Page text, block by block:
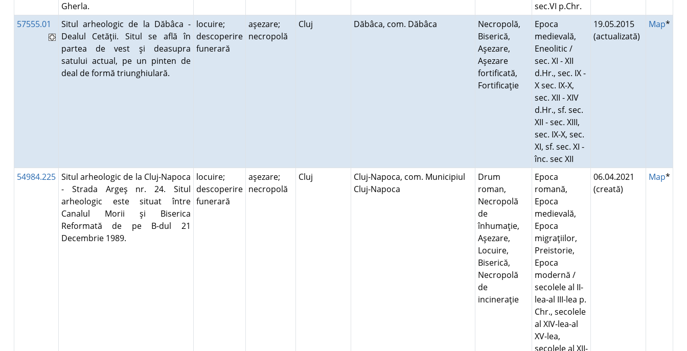
Gherla.
sec.VI p.Chr.
57555.01
Situl arheologic de la Dăbâca -
Dealul Cetăţii. Situl se află în
partea de vest şi deasupra
satului actual, pe un pinten de
deal de formă triunghiulară.
locuire;
descoperire
funerară
aşezare;
necropolă
Cluj Dăbâca, com. Dăbâca
Necropolă,
Biserică,
Aşezare,
Aşezare
fortificată,
Fortificaţie
Epoca
medievală,
Eneolitic /
sec. XI - XII
d.Hr., sec. IX -
X sec. IX-X,
sec. XII - XIV
d.Hr., sf. sec.
XII - sec. XIII,
sec. IX-X, sec.
XI, sf. sec. XI -
înc. sec XII
19.05.2015
(actualizată)
Map*
54984.225 Situl arheologic de la Cluj-Napoca
- Strada Argeş nr. 24. Situl
arheologic este situat între
Canalul Morii şi Biserica
Reformată de pe B-dul 21
Decembrie 1989.
locuire;
descoperire
funerară
aşezare;
necropolă
Cluj
Cluj-Napoca, com. Municipiul
Cluj-Napoca
Drum
roman,
Necropolă
de
înhumaţie,
Aşezare,
Locuire,
Biserică,
Necropolă
de
incineraţie
Epoca
romană,
Epoca
medievală,
Epoca
migraţiilor,
Preistorie,
Epoca
modernă /
secolele al II-
lea-al III-lea p.
Chr., secolele
al XIV-lea-al
XV-lea,
secolele al XII-
06.04.2021
(creată)
Map*